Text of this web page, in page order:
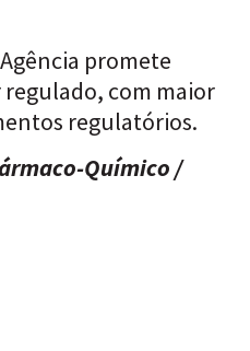
promete
com maior
regulatórios.
Químico /